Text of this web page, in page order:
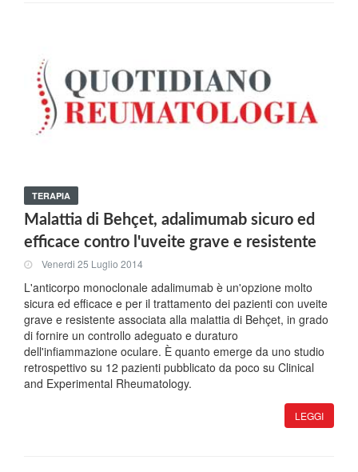
TERAPIA
Malattia di Behçet, adalimumab sicuro ed
efficace contro l'uveite grave e resistente
Venerdi 25 Luglio 2014
L'anticorpo monoclonale adalimumab è un'opzione molto
sicura ed efficace e per il trattamento dei pazienti con uveite
grave e resistente associata alla malattia di Behçet, in grado
di fornire un controllo adeguato e duraturo
dell'infiammazione oculare. È quanto emerge da uno studio
retrospettivo su 12 pazienti pubblicato da poco su Clinical
and Experimental Rheumatology.
LEGGI